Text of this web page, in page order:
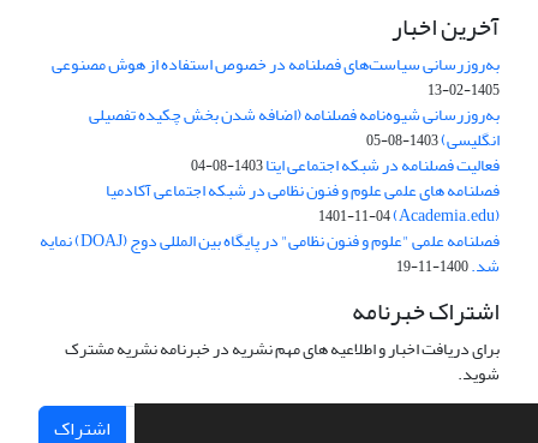
آخرین اخبار
به‌روزرسانی سیاست‌های فصلنامه در خصوص استفاده از هوش مصنوعی
1405-02-13
به‌روزرسانی شیوه‌نامه فصلنامه (اضافه شدن بخش چکیده تفصیلی
انگلیسی)1403-08-05
فعالیت فصلنامه در شبکه اجتماعی ایتا1403-08-04
فصلنامه های علمی علوم و فنون نظامی در شبکه اجتماعی آکادمیا
(Academia.edu)
1401-11-04
فصلنامه علمی "علوم و فنون نظامی" در پایگاه بین المللی دوج (DOAJ) نمایه
شد.1400-11-19
اشتراک خبرنامه
برای دریافت اخبار و اطلاعیه های مهم نشریه در خبرنامه نشریه مشترک
شوید.
اشتراک